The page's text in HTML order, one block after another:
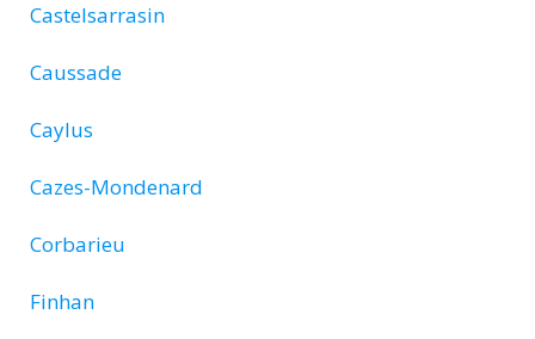
Castelsarrasin
Caussade
Caylus
Cazes-Mondenard
Corbarieu
Finhan